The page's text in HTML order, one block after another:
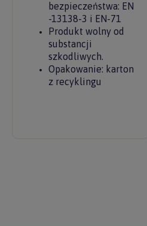
bezpieczeństwa: EN
-13138-3 i EN-71
Produkt wolny od
substancji
szkodliwych.
Opakowanie: karton
z recyklingu